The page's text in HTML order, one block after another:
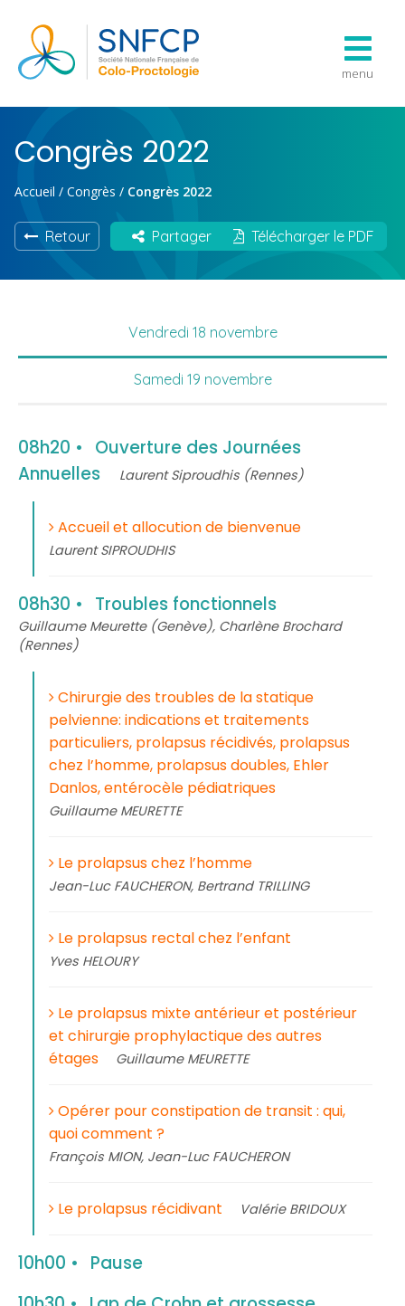
menu
Congrès 2022
Accueil / Congrès / Congrès 2022
Retour Partager Télécharger le PDF
Vendredi 18 novembre
Samedi 19 novembre
08h20
Ouverture des Journées
Annuelles
Laurent Siproudhis (Rennes)
Accueil et allocution de bienvenue
Laurent SIPROUDHIS
08h30 Troubles fonctionnels
Guillaume Meurette (Genève), Charlène Brochard
(Rennes)
Chirurgie des troubles de la statique
pelvienne: indications et traitements
particuliers, prolapsus récidivés, prolapsus
chez l’homme, prolapsus doubles, Ehler
Danlos, entérocèle pédiatriques
Guillaume MEURETTE
Le prolapsus chez l’homme
Jean-Luc FAUCHERON, Bertrand TRILLING
Le prolapsus rectal chez l’enfant
Yves HELOURY
Le prolapsus mixte antérieur et postérieur
et chirurgie prophylactique des autres
étages
Guillaume MEURETTE
Opérer pour constipation de transit : qui,
quoi comment ?
François MION, Jean-Luc FAUCHERON
Le prolapsus récidivant Valérie BRIDOUX
10h00
Pause